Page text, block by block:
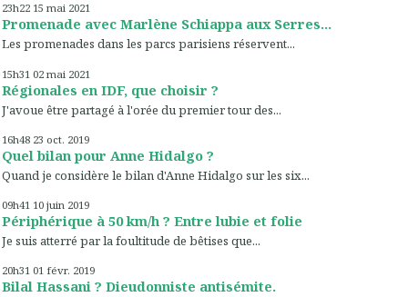
23h22 15 mai 2021
Promenade avec Marlène Schiappa aux Serres...
Les promenades dans les parcs parisiens réservent...
15h31 02 mai 2021
Régionales en IDF, que choisir ?
J'avoue être partagé à l'orée du premier tour des...
16h48 23 oct. 2019
Quel bilan pour Anne Hidalgo ?
Quand je considère le bilan d'Anne Hidalgo sur les six...
09h41 10 juin 2019
Périphérique à 50 km/h ? Entre lubie et folie
Je suis atterré par la foultitude de bêtises que...
20h31 01 févr. 2019
Bilal Hassani ? Dieudonniste antisémite.